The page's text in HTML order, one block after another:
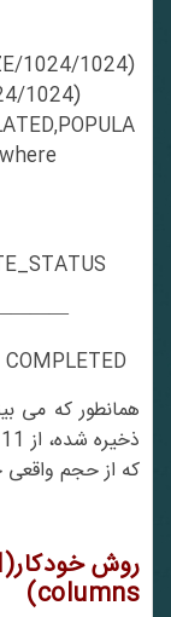
1024/1024)
1024)
where
که از حجم واقعی جدول(1536) هم
روش خودکار(
columns
)